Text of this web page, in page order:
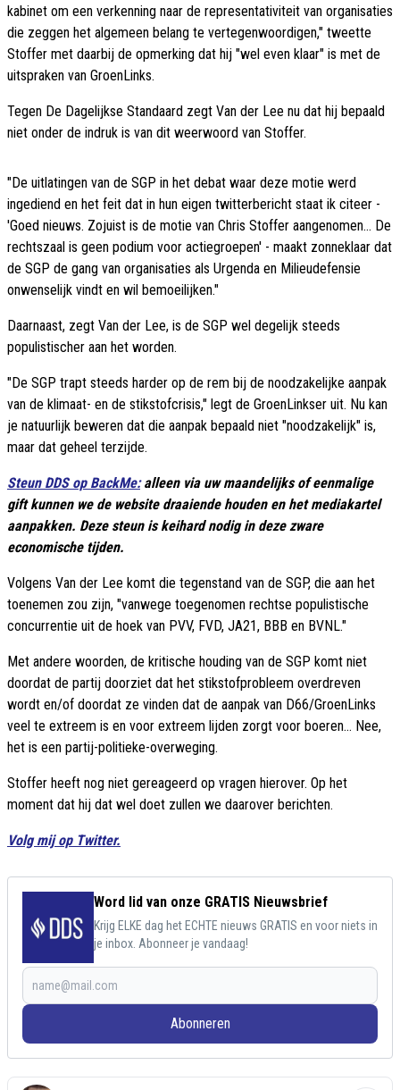
kabinet om een verkenning naar de representativiteit van organisaties
die zeggen het algemeen belang te vertegenwoordigen," tweette
Stoffer met daarbij de opmerking dat hij "wel even klaar" is met de
uitspraken van GroenLinks.
Tegen De Dagelijkse Standaard zegt Van der Lee nu dat hij bepaald
niet onder de indruk is van dit weerwoord van Stoffer.
"De uitlatingen van de SGP in het debat waar deze motie werd
ingediend en het feit dat in hun eigen twitterbericht staat ik citeer -
'Goed nieuws. Zojuist is de motie van Chris Stoffer aangenomen... De
rechtszaal is geen podium voor actiegroepen' - maakt zonneklaar dat
de SGP de gang van organisaties als Urgenda en Milieudefensie
onwenselijk vindt en wil bemoeilijken."
Daarnaast, zegt Van der Lee, is de SGP wel degelijk steeds
populistischer aan het worden.
"De SGP trapt steeds harder op de rem bij de noodzakelijke aanpak
van de klimaat- en de stikstofcrisis," legt de GroenLinkser uit. Nu kan
je natuurlijk beweren dat die aanpak bepaald niet "noodzakelijk" is,
maar dat geheel terzijde.
Steun DDS op BackMe:alleen via uw maandelijks of eenmalige
gift kunnen we de website draaiende houden en het mediakartel
aanpakken. Deze steun is keihard nodig in deze zware
economische tijden.
Volgens Van der Lee komt die tegenstand van de SGP, die aan het
toenemen zou zijn, "vanwege toegenomen rechtse populistische
concurrentie uit de hoek van PVV, FVD, JA21, BBB en BVNL."
Met andere woorden, de kritische houding van de SGP komt niet
doordat de partij doorziet dat het stikstofprobleem overdreven
wordt en/of doordat ze vinden dat de aanpak van D66/GroenLinks
veel te extreem is en voor extreem lijden zorgt voor boeren... Nee,
het is een partij-politieke-overweging.
Stoffer heeft nog niet gereageerd op vragen hierover. Op het
moment dat hij dat wel doet zullen we daarover berichten.
Volg mij op Twitter.
Word lid van onze GRATIS Nieuwsbrief
Krijg ELKE dag het ECHTE nieuws GRATIS en voor niets in
je inbox. Abonneer je vandaag!
Abonneren